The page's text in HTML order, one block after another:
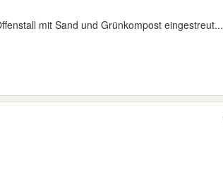
mit Sand und Grünkompost eingestreut...